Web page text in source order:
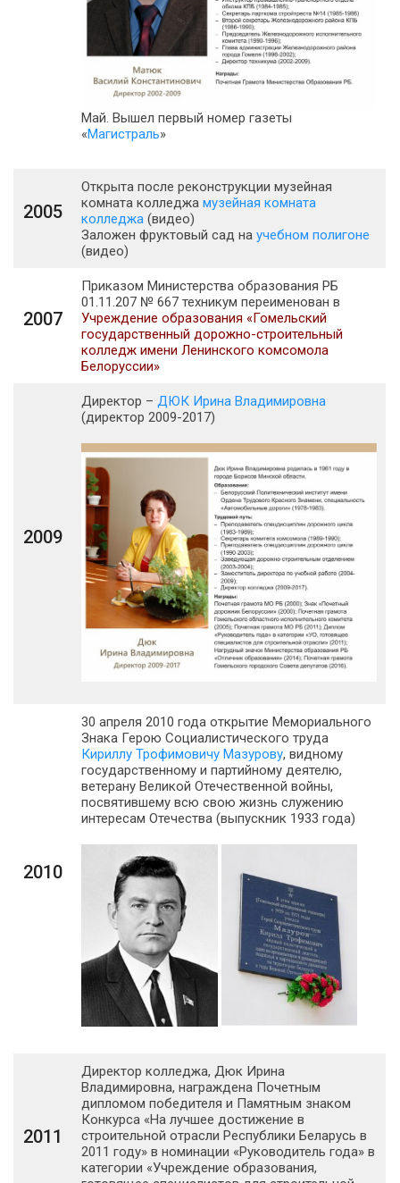
Май. Вышел первый номер газеты
«Магистраль»
2005
Открыта после реконструкции музейная
комната колледжа музейная комната
колледжа (видео)
Заложен фруктовый сад на учебном полигоне
(видео)
2007
Приказом Министерства образования РБ
01.11.207 № 667 техникум переименован в
Учреждение образования «Гомельский
государ­ственный дорожно-строительный
колледж имени Ленинского комсомола
Белоруссии»
2009
Директор – ДЮК Ирина Владимировна
(директор 2009-2017)
2010
30 апреля 2010 года открытие Мемориального
Знака Герою Социалистического труда
Кириллу Трофимовичу Мазурову, видному
государственному и партийному деятелю,
ветерану Великой Отечественной войны,
посвятившему всю свою жизнь служению
интересам Отечества (выпускник 1933 года)
2011
Директор колледжа, Дюк Ирина
Владимировна, награждена Почетным
дипломом победителя и Памятным знаком
Конкурса «На лучшее достижение в
строительной отрасли Республики Беларусь в
2011 году» в номинации «Руководитель года» в
категории «Учреждение образования,